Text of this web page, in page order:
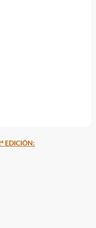
EDICIÓN: